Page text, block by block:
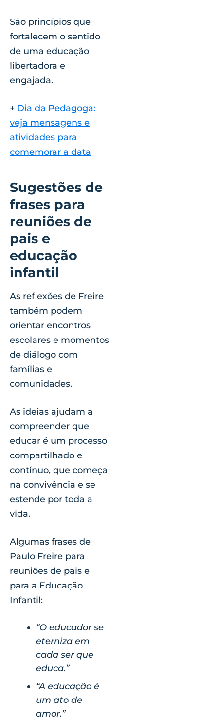
São princípios que
fortalecem o sentido
de uma educação
libertadora e
engajada.
+ Dia da Pedagoga:
veja mensagens e
atividades para
comemorar a data
Sugestões de
frases para
reuniões de
pais e
educação
infantil
As reflexões de Freire
também podem
orientar encontros
escolares e momentos
de diálogo com
famílias e
comunidades.
As ideias ajudam a
compreender que
educar é um processo
compartilhado e
contínuo, que começa
na convivência e se
estende por toda a
vida.
Algumas frases de
Paulo Freire para
reuniões de pais e
para a Educação
Infantil:
“O educador se
eterniza em
cada ser que
educa.”
“A educação é
um ato de
amor.”